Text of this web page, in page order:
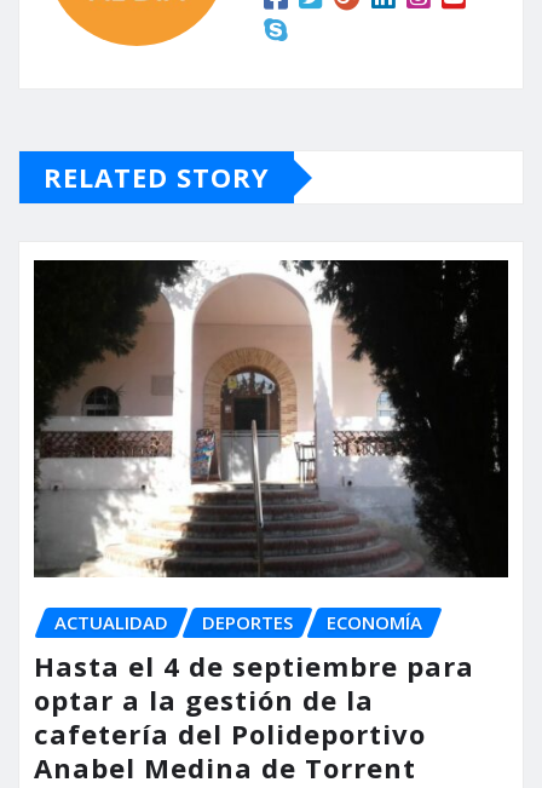
RELATED STORY
ACTUALIDAD DEPORTES ECONOMÍA
Hasta el 4 de septiembre para
optar a la gestión de la
cafetería del Polideportivo
Anabel Medina de Torrent